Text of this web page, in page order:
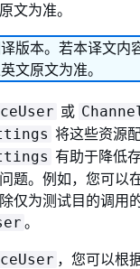
文为准。
版本。若本译文内
文原文为准。
或
将这些资源
有助于降低
题。例如，您可以
仅为测试目的调用
。
，您可以根